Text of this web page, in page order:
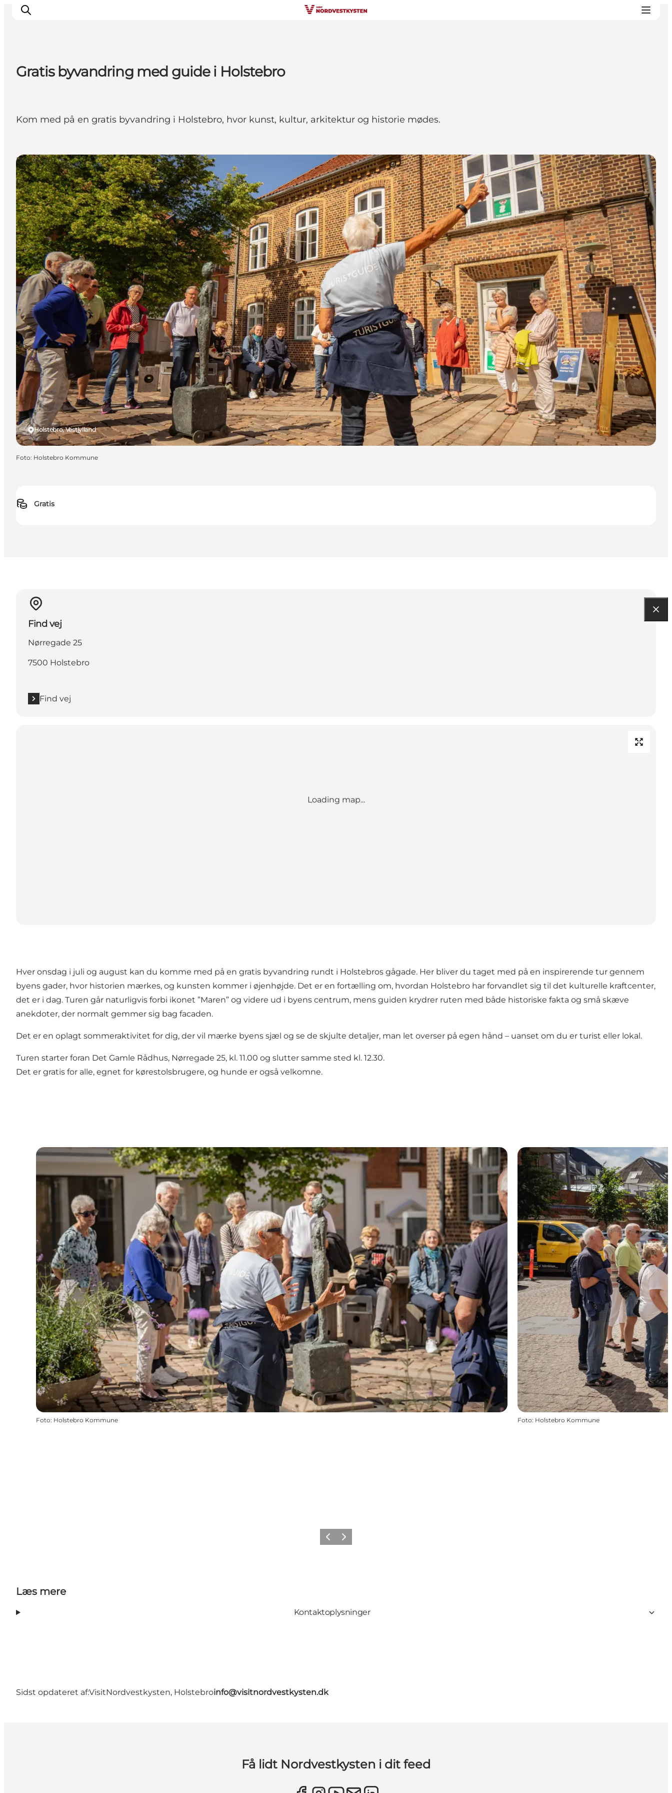
Handicapvenlig ferie
Planlæg din ferie
Gratis byvandring med guide i Holstebro
Kom med på en gratis byvandring i Holstebro, hvor kunst, kultur, arkitektur og historie mødes.
Gratis
Holstebro, Vestjylland
Det sker
Foto: Holstebro Kommune
Find vej
Nørregade 25
7500 Holstebro
Find vej
Loading map...
Hver onsdag i juli og august kan du komme med på en gratis byvandring rundt i Holstebros gågade. Her bliver du taget med på en inspirerende tur gennem
byens gader, hvor historien mærkes, og kunsten kommer i øjenhøjde. Det er en fortælling om, hvordan Holstebro har forvandlet sig til det kulturelle kraftcenter,
det er i dag. Turen går naturligvis forbi ikonet ”Maren” og videre ud i byens centrum, mens guiden krydrer ruten med både historiske fakta og små skæve
anekdoter, der normalt gemmer sig bag facaden.
Det er en oplagt sommeraktivitet for dig, der vil mærke byens sjæl og se de skjulte detaljer, man let overser på egen hånd – uanset om du er turist eller lokal.
Turen starter foran Det Gamle Rådhus, Nørregade 25, kl. 11.00 og slutter samme sted kl. 12.30.
Det er gratis for alle, egnet for kørestolsbrugere, og hunde er også velkomne.
Foto: Holstebro Kommune Foto: Holstebro Kommune
ForrigeNæste
Læs mere
Kontaktoplysninger
Sidst opdateret af:VisitNordvestkysten, Holstebroinfo@visitnordvestkysten.dk
Få lidt Nordvestkysten i dit feed